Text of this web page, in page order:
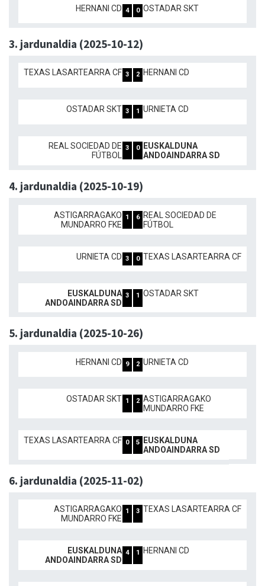
HERNANI CD 4 0 OSTADAR SKT
3. jardunaldia (2025-10-12)
TEXAS LASARTEARRA CF 3 2 HERNANI CD
OSTADAR SKT 3 1 URNIETA CD
REAL SOCIEDAD DE
FÚTBOL
3 0
EUSKALDUNA
ANDOAINDARRA SD
4. jardunaldia (2025-10-19)
ASTIGARRAGAKO
MUNDARRO FKE
1 6
REAL SOCIEDAD DE
FÚTBOL
URNIETA CD 3 0 TEXAS LASARTEARRA CF
EUSKALDUNA
ANDOAINDARRA SD
3 1 OSTADAR SKT
5. jardunaldia (2025-10-26)
HERNANI CD 9 2 URNIETA CD
OSTADAR SKT 1 2 ASTIGARRAGAKO
MUNDARRO FKE
TEXAS LASARTEARRA CF 0 5
EUSKALDUNA
ANDOAINDARRA SD
6. jardunaldia (2025-11-02)
ASTIGARRAGAKO
MUNDARRO FKE
1 3 TEXAS LASARTEARRA CF
EUSKALDUNA
ANDOAINDARRA SD
4 1 HERNANI CD